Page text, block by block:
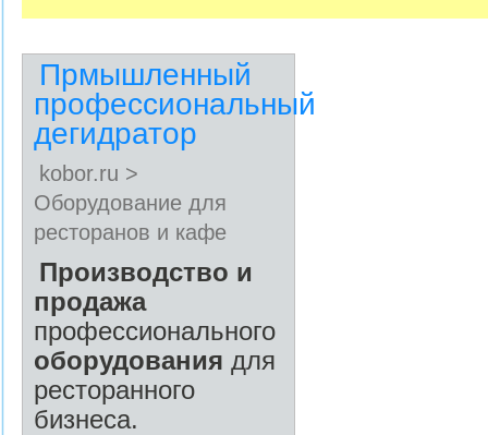
Прмышленный
профессиональный
дегидратор
kobor.ru >
Оборудование для
ресторанов и кафе
Производство и
продажа
профессионального
оборудования для
ресторанного
бизнеса.